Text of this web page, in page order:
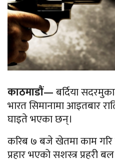
काठमाडौं—बर्दिया
भारत सिमानामा आइतबार
घाइते भएका छन्।
करिब ७ बजे खेतमा काम गरि
प्रहार भएको सशस्त्र